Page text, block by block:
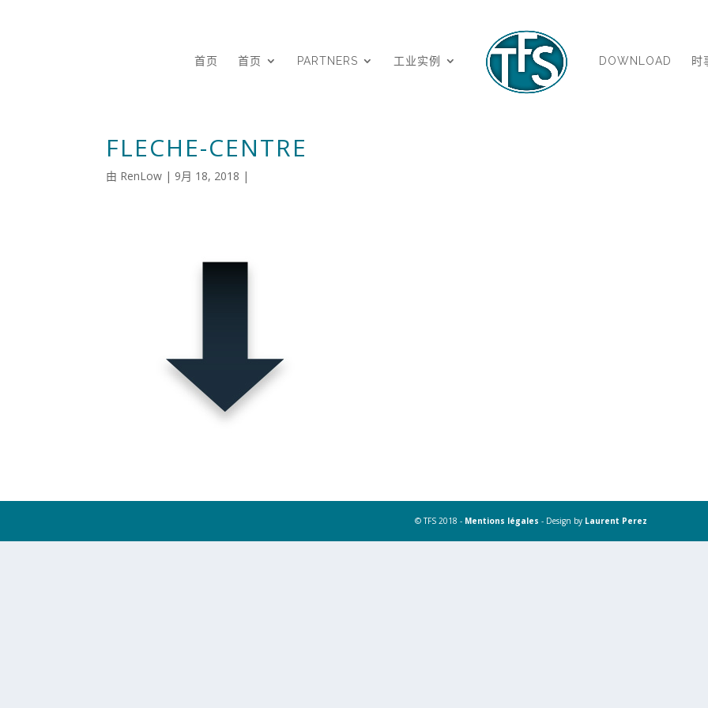
首页 首页 PARTNERS 工业实例 DOWNLOAD 时
FLECHE-CENTRE
由 RenLow | 9月 18, 2018 |
© TFS 2018 - Mentions légales - Design by Laurent Perez